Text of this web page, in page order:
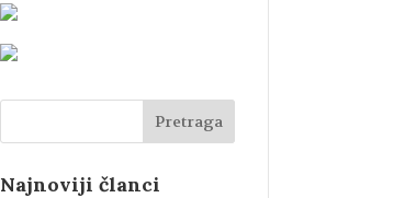
Najnoviji članci